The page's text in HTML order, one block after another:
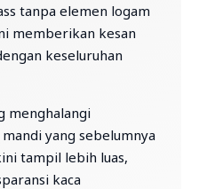
tanpa elemen logam
memberikan kesan
keseluruhan
menghalangi
yang sebelumnya
tampil lebih luas,
kaca